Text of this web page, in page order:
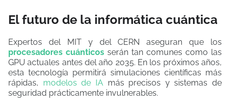
El futuro de la informática cuántica
Expertos del MIT y del CERN aseguran que los
procesadores cuánticos serán tan comunes como las
GPU actuales antes del año 2035. En los próximos años,
esta tecnología permitirá simulaciones científicas más
rápidas, modelos de IA más precisos y sistemas de
seguridad prácticamente invulnerables.